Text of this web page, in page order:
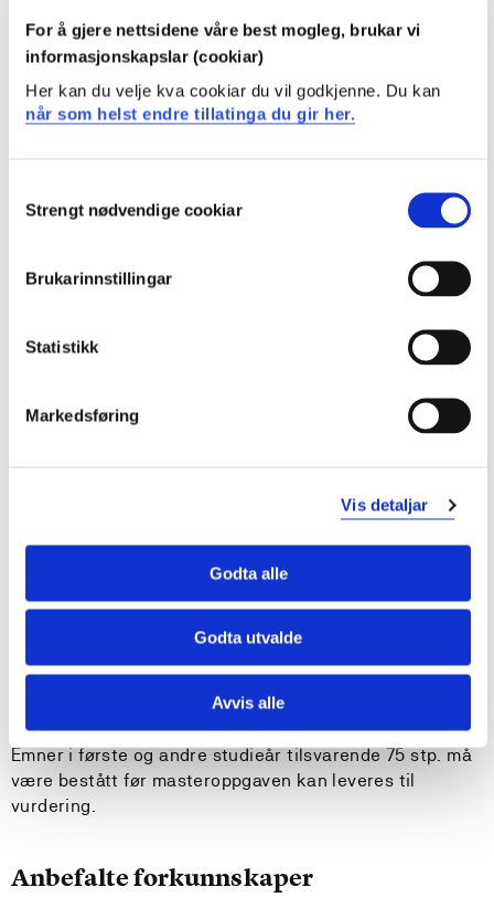
For å gjere nettsidene våre best mogleg, brukar vi
informasjonskapslar (cookiar)
Her kan du velje kva cookiar du vil godkjenne. Du kan
når som helst endre tillatinga du gir her.
Selection
Strengt nødvendige cookiar
Brukarinnstillingar
Statistikk
Markedsføring
Vis detaljar
Godta alle
Godta utvalde
Avvis alle
måte
kan reflektere over og ta hensyn til forskningsetiske
grupper
valgte problemstillingen
Studenten …
kan anvende kunnskaper og ferdigheter om barn,
kan kommunisere om analyser og konklusjoner ut fra
eksisterende forskning og ulike perspektiv på barn,
miljøterapeutisk arbeid eller sosialvitenskap med
fagfelt, interesseorganisasjoner og til allmennheten
Krav til forkunnskaper
Emner i første og andre studieår tilsvarende 75 stp. må
være bestått før masteroppgaven kan leveres til
vurdering.
Anbefalte forkunnskaper